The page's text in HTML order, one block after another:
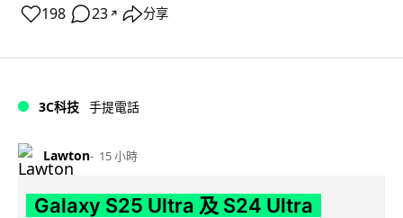
198 23 ↗ 分享
3C科技 手提電話
Lawton 15 小時
Galaxy S25 Ultra 及 S24 Ultra